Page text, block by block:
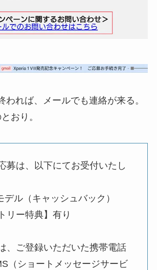
われば、メールでも連絡が来る。
おり。
募は、以下にてお受付いたし
デル（キャッシュバック）
リー特典】有り
、ご登録いただいた携帯電話
（ショートメッセージサービ